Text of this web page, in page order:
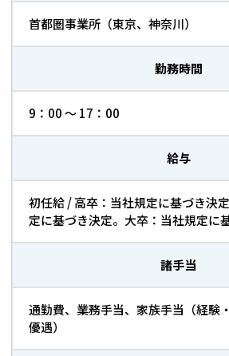
首都圏事業所（東京、神奈川）
勤務時間
9：00 ～ 17：00
給与
初任給 / 高卒：当社規定に基づき決
定に基づき決定。大卒：当社規定に
諸手当
通勤費、業務手当、家族手当（経験
優遇）